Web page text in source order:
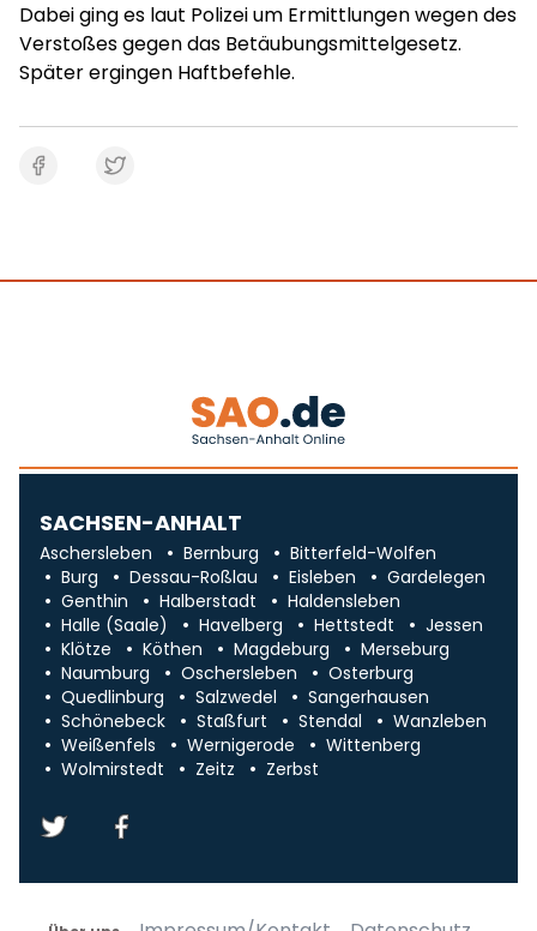
Dabei ging es laut Polizei um Ermittlungen wegen des
Verstoßes gegen das Betäubungsmittelgesetz.
Später ergingen Haftbefehle.
SACHSEN-ANHALT
Aschersleben Bernburg
Bitterfeld-Wolfen
Burg
Dessau-Roßlau Eisleben
Gardelegen
Genthin
Halberstadt
Haldensleben
Halle (Saale)
Havelberg Hettstedt
Jessen
Klötze
Köthen Magdeburg
Merseburg
Naumburg
Oschersleben
Osterburg
Quedlinburg
Salzwedel
Sangerhausen
Schönebeck
Staßfurt Stendal
Wanzleben
Weißenfels
Wernigerode
Wittenberg
Wolmirstedt
Zeitz Zerbst